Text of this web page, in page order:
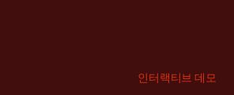
인터랙티브 데모